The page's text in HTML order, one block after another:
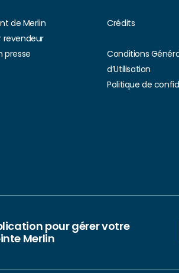
de Merlin
revendeur
presse
Crédits
Conditions
d’Utilisation
Politique de
pour gérer votre
Merlin